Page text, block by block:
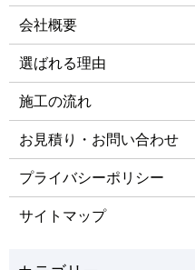
会社概要
選ばれる理由
施工の流れ
お見積り・お問い合わせ
プライバシーポリシー
サイトマップ